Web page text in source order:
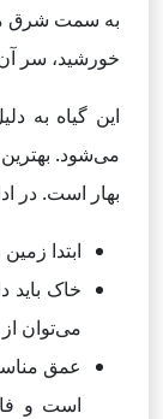
به سمت شرق
خورشید، سر
این گیاه به
می‌شود.
بهار است. در
ابتدا
خاک باید
می‌توان